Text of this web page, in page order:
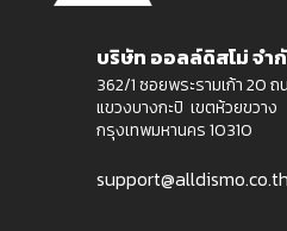
บริษัท ออลล์ดิสโม่ จำ
362/1 ซอยพระรามเก้า 20
แขวงบางกะปิ เขตห้วยขวาง
กรุงเทพมหานคร 10310
support@alldismo.co.th